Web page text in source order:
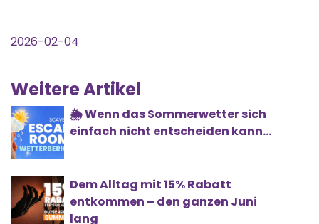
2026-02-04
Weitere Artikel
🌦️ Wenn das Sommerwetter sich
einfach nicht entscheiden kann...
Dem Alltag mit 15% Rabatt
entkommen – den ganzen Juni
lang